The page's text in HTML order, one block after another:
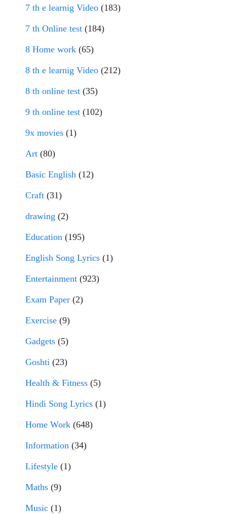
7 th e learnig Video (183)
7 th Online test (184)
8 Home work (65)
8 th e learnig Video (212)
8 th online test (35)
9 th online test (102)
9x movies (1)
Art (80)
Basic English (12)
Craft (31)
drawing (2)
Education (195)
English Song Lyrics (1)
Entertainment (923)
Exam Paper (2)
Exercise (9)
Gadgets (5)
Goshti (23)
Health & Fitness (5)
Hindi Song Lyrics (1)
Home Work (648)
Information (34)
Lifestyle (1)
Maths (9)
Music (1)